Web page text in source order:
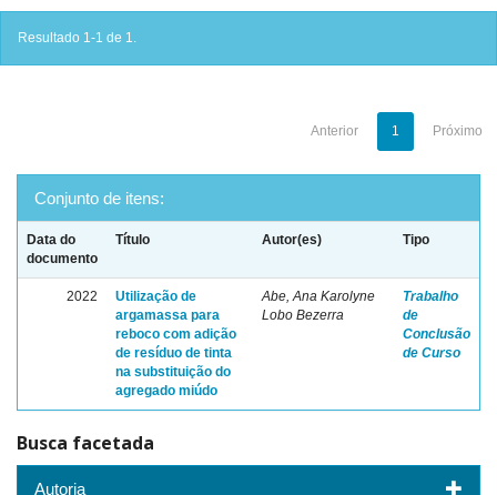
Resultado 1-1 de 1.
Anterior 1 Próximo
Conjunto de itens:
Data do
documento
Título Autor(es) Tipo
2022
Utilização de
argamassa para
reboco com adição
de resíduo de tinta
na substituição do
agregado miúdo
Abe, Ana Karolyne
Lobo Bezerra
Trabalho
de
Conclusão
de Curso
Busca facetada
Autoria